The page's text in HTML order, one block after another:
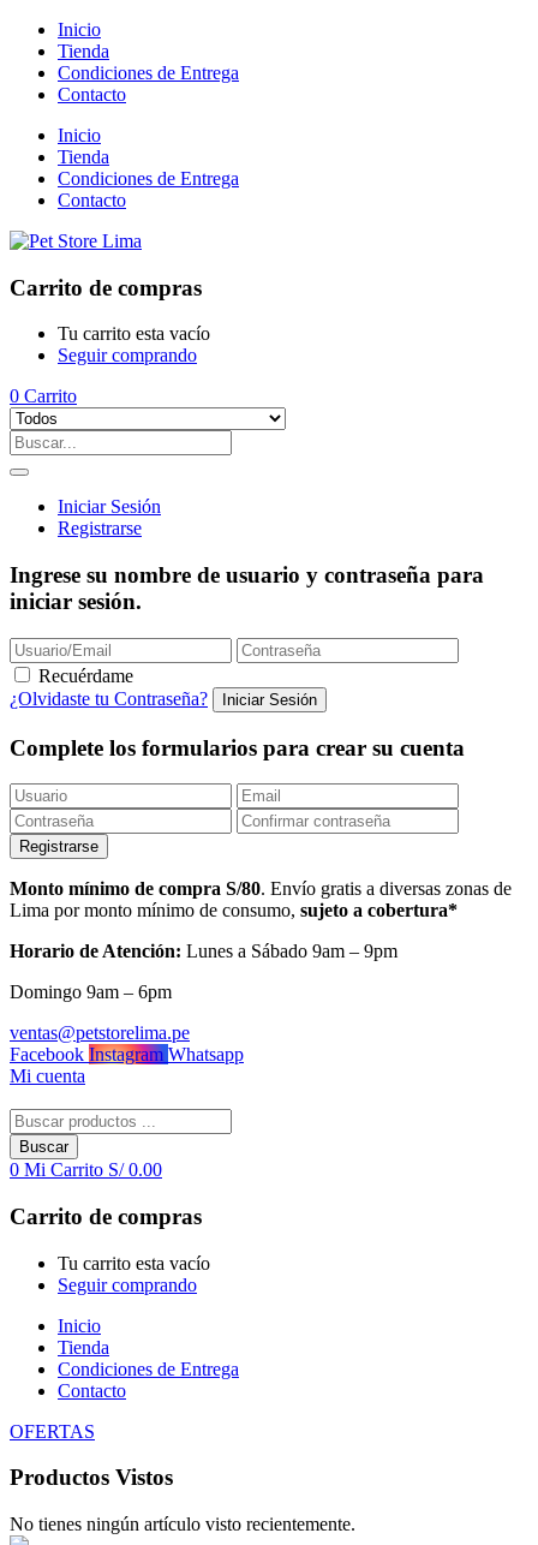
Inicio
Tienda
Condiciones de Entrega
Contacto
Inicio
Tienda
Condiciones de Entrega
Contacto
Carrito de compras
Tu carrito esta vacío
Seguir comprando
0 Carrito
Iniciar Sesión
Registrarse
Ingrese su nombre de usuario y contraseña para
iniciar sesión.
Recuérdame
¿Olvidaste tu Contraseña?
Complete los formularios para crear su cuenta
Monto mínimo de compra S/80. Envío gratis a diversas zonas de
Lima por monto mínimo de consumo, sujeto a cobertura*
Horario de Atención: Lunes a Sábado 9am – 9pm
Domingo 9am – 6pm
ventas@petstorelima.pe
Facebook Instagram Whatsapp
Mi cuenta
Buscar
0 Mi Carrito S/0.00
Carrito de compras
Tu carrito esta vacío
Seguir comprando
Inicio
Tienda
Condiciones de Entrega
Contacto
OFERTAS
Productos Vistos
No tienes ningún artículo visto recientemente.